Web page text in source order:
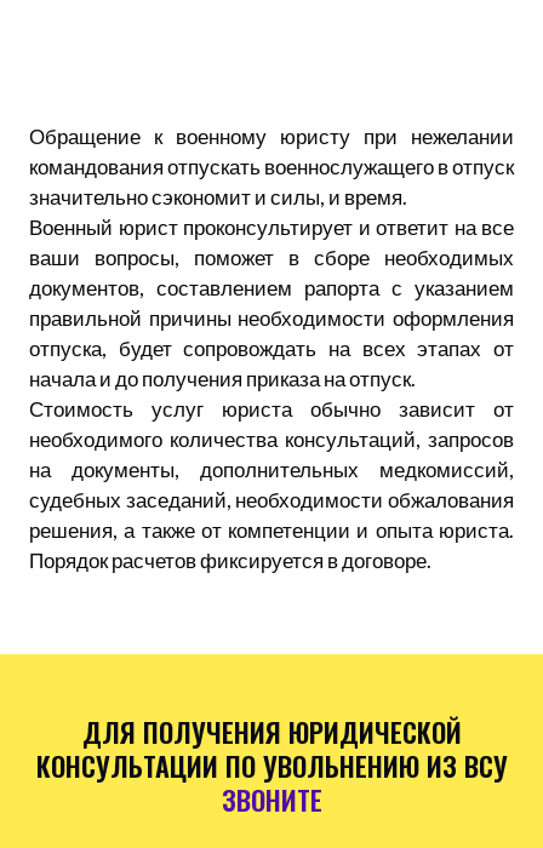
Обращение к военному юристу при нежелании
командования отпускать военнослужащего в отпуск
значительно сэкономит и силы, и время.
Военный юрист проконсультирует и ответит на все
ваши вопросы, поможет в сборе необходимых
документов, составлением рапорта с указанием
правильной причины необходимости оформления
отпуска, будет сопровождать на всех этапах от
начала и до получения приказа на отпуск.
Стоимость услуг юриста обычно зависит от
необходимого количества консультаций, запросов
на документы, дополнительных медкомиссий,
судебных заседаний, необходимости обжалования
решения, а также от компетенции и опыта юриста.
Порядок расчетов фиксируется в договоре.
ДЛЯ ПОЛУЧЕНИЯ ЮРИДИЧЕСКОЙ
КОНСУЛЬТАЦИИ ПО УВОЛЬНЕНИЮ ИЗ ВСУ
ЗВОНИТЕ